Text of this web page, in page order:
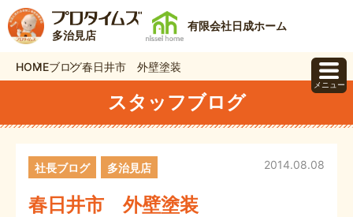
多治見店
有限会社日成ホーム
HOMEブログ春日井市 外壁塗装
スタッフブログ
春日井市 外壁塗装
2014.08.08
社長ブログ 多治見店
メニュー